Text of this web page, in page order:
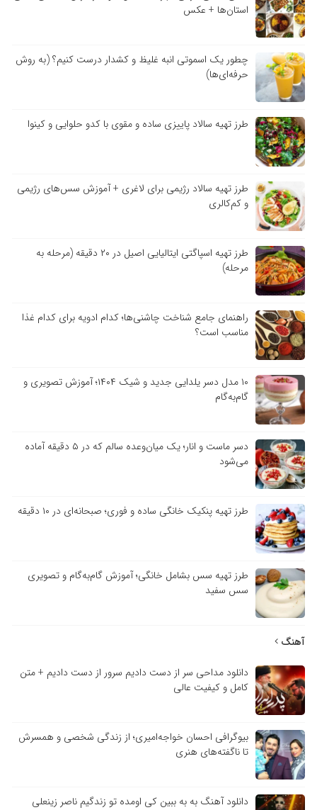
استان‌ها + عکس
چطور یک اسموتی انبه غلیظ و کشدار درست کنیم؟ (به روش
حرفه‌ای‌ها)
طرز تهیه سالاد پاییزی ساده و مقوی با کدو حلوایی و کینوا
طرز تهیه سالاد رژیمی برای لاغری + آموزش سس‌های رژیمی
و کم‌کالری
طرز تهیه اسپاگتی ایتالیایی اصیل در ۲۰ دقیقه (مرحله به
مرحله)
راهنمای جامع شناخت چاشنی‌ها؛ کدام ادویه برای کدام غذا
مناسب است؟
۱۰ مدل دسر یلدایی جدید و شیک ۱۴۰۴؛ آموزش تصویری و
گام‌به‌گام
دسر ماست و انار؛ یک میان‌وعده سالم که در ۵ دقیقه آماده
می‌شود
طرز تهیه پنکیک خانگی ساده و فوری؛ صبحانه‌ای در ۱۰ دقیقه
طرز تهیه سس بشامل خانگی؛ آموزش گام‌به‌گام و تصویری
سس سفید
آهنگ
دانلود مداحی سر از دست دادیم سرور از دست دادیم + متن
کامل و کیفیت عالی
بیوگرافی احسان خواجه‌امیری؛ از زندگی شخصی و همسرش
تا ناگفته‌های هنری
دانلود آهنگ به به ببین کی اومده تو زندگیم ناصر زینعلی